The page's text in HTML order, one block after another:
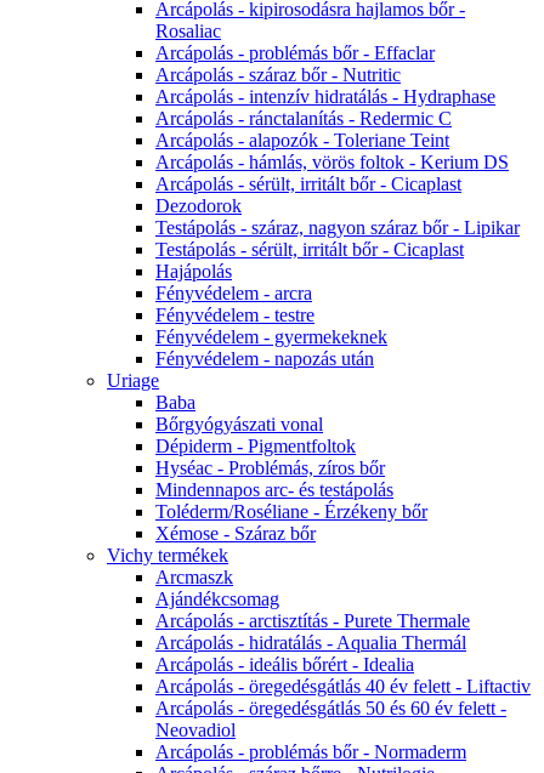
Arcápolás - kipirosodásra hajlamos bőr -
Rosaliac
Arcápolás - problémás bőr - Effaclar
Arcápolás - száraz bőr - Nutritic
Arcápolás - intenzív hidratálás - Hydraphase
Arcápolás - ránctalanítás - Redermic C
Arcápolás - alapozók - Toleriane Teint
Arcápolás - hámlás, vörös foltok - Kerium DS
Arcápolás - sérült, irritált bőr - Cicaplast
Dezodorok
Testápolás - száraz, nagyon száraz bőr - Lipikar
Testápolás - sérült, irritált bőr - Cicaplast
Hajápolás
Fényvédelem - arcra
Fényvédelem - testre
Fényvédelem - gyermekeknek
Fényvédelem - napozás után
Uriage
Baba
Bőrgyógyászati vonal
Dépiderm - Pigmentfoltok
Hyséac - Problémás, zíros bőr
Mindennapos arc- és testápolás
Toléderm/Roséliane - Érzékeny bőr
Xémose - Száraz bőr
Vichy termékek
Arcmaszk
Ajándékcsomag
Arcápolás - arctisztítás - Purete Thermale
Arcápolás - hidratálás - Aqualia Thermál
Arcápolás - ideális bőrért - Idealia
Arcápolás - öregedésgátlás 40 év felett - Liftactiv
Arcápolás - öregedésgátlás 50 és 60 év felett -
Neovadiol
Arcápolás - problémás bőr - Normaderm